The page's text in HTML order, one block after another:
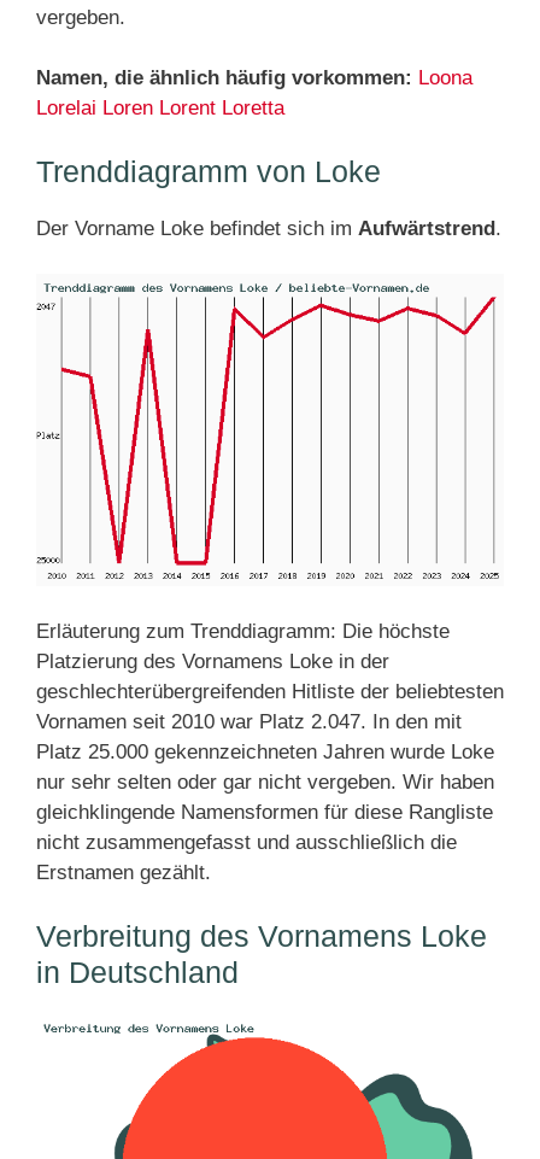
vergeben.
Namen, die ähnlich häufig vorkommen: Loona
Lorelai Loren Lorent Loretta
Trenddiagramm von Loke
Der Vorname Loke befindet sich im Aufwärtstrend.
Erläuterung zum Trenddiagramm: Die höchste
Platzierung des Vornamens Loke in der
geschlechterübergreifenden Hitliste der beliebtesten
Vornamen seit 2010 war Platz 2.047. In den mit
Platz 25.000 gekennzeichneten Jahren wurde Loke
nur sehr selten oder gar nicht vergeben. Wir haben
gleichklingende Namensformen für diese Rangliste
nicht zusammengefasst und ausschließlich die
Erstnamen gezählt.
Verbreitung des Vornamens Loke
in Deutschland